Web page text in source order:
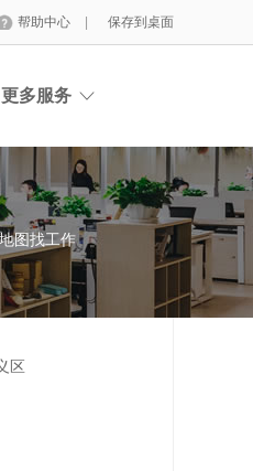
帮助中心 保存到桌面
更多服务
地图找工作
区